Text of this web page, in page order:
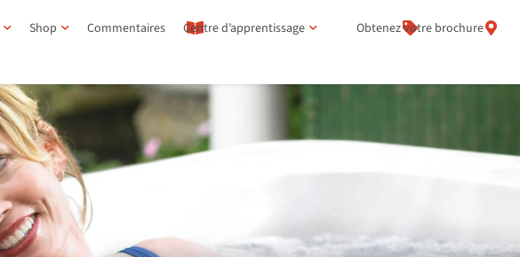
Shop Commentaires Centre d’apprentissage Obtenez votre brochure